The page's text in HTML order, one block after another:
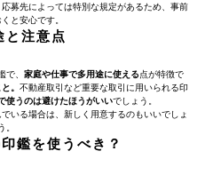
応募先によっては特別な規定があるため、事前
と安心です。
と注意点
で、 家庭や仕事で多用途に使える点が特徴で
。 不動産取引など重要な取引に用いられる印
使うのは避けたほうがいいでしょう。
いる場合は、新しく用意するのもいいでしょ
う。
鑑を使うべき？